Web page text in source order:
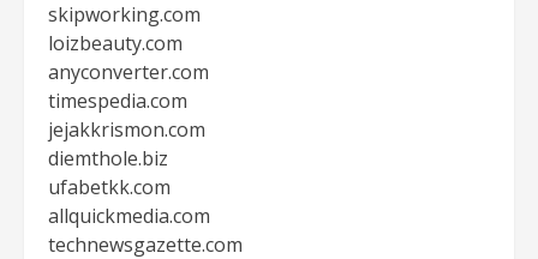
skipworking.com
loizbeauty.com
anyconverter.com
timespedia.com
jejakkrismon.com
diemthole.biz
ufabetkk.com
allquickmedia.com
technewsgazette.com